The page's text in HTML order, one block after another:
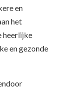
en
het
heerlijke
en gezonde